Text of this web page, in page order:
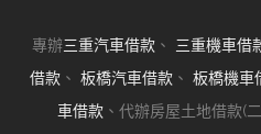
專辦三重汽車借款 、 三重機車借
借款 、 板橋汽車借款 、 板橋機車
車借款 、代辦房屋土地借款(